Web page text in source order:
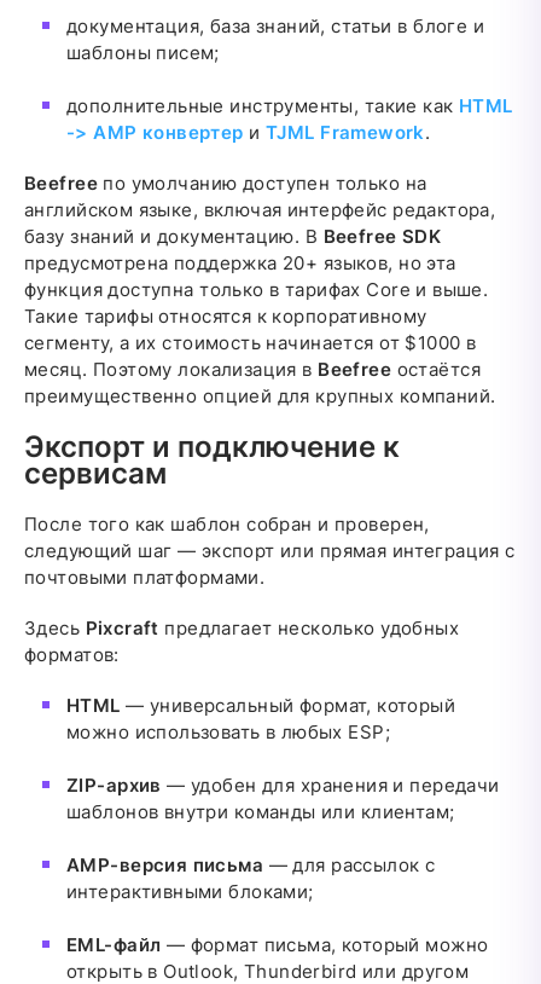
документация, база знаний, статьи в блоге и
шаблоны писем;
дополнительные инструменты, такие как HTML
-> AMP конвертер и TJML Framework.
Beefreeпо умолчанию доступен только на
английском языке, включая интерфейс редактора,
базу знаний и документацию. В Beefree SDK
предусмотрена поддержка 20+ языков, но эта
функция доступна только в тарифах Core и выше.
Такие тарифы относятся к корпоративному
сегменту, а их стоимость начинается от $1000 в
месяц. Поэтому локализация в Beefree остаётся
преимущественно опцией для крупных компаний.
Экспорт и подключение к
сервисам
После того как шаблон собран и проверен,
следующий шаг — экспорт или прямая интеграция с
почтовыми платформами.
Здесь Pixcraft предлагает несколько удобных
форматов:
HTML — универсальный формат, который
можно использовать в любых ESP;
ZIP-архив — удобен для хранения и передачи
шаблонов внутри команды или клиентам;
AMP-версия письма — для рассылок с
интерактивными блоками;
EML-файл — формат письма, который можно
открыть в Outlook, Thunderbird или другом